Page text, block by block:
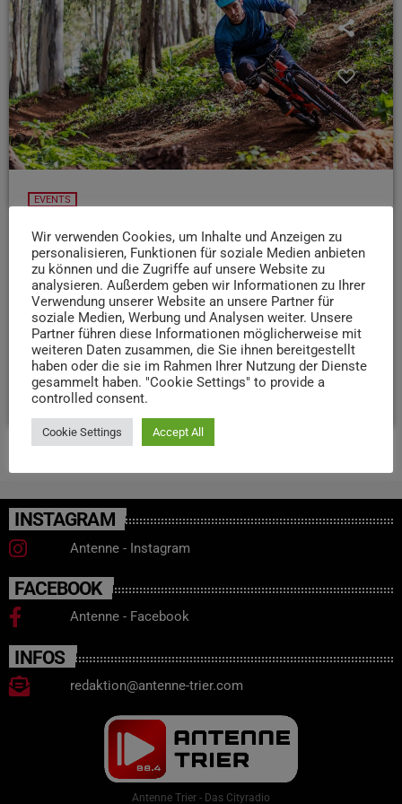
EVENTS
15.08.25: Moutainbike-Fahrtechnikkurs für
Einsteiger im Waldstadion Trier
Heute heißt es rauf aufs Bike: Beim Moutainbike-
Fahrtechnikkurs für Einsteiger im Waldstadion Trier lernt
ihr von 15:30 bis 19:30 Uhr die Basics für sicheres und
spaßiges Mountainbiken - von Balance bis Kurvenfahren
Mitmachen könnt ihr ab 16 Jahren.
today 15. AUGUST 2025 13
INSTAGRAM
Antenne - Instagram
FACEBOOK
Antenne - Facebook
INFOS
redaktion@antenne-trier.com
Antenne Trier - Das Cityradio
Wir verwenden Cookies, um Inhalte und Anzeigen zu
personalisieren, Funktionen für soziale Medien anbieten
zu können und die Zugriffe auf unsere Website zu
analysieren. Außerdem geben wir Informationen zu Ihrer
Verwendung unserer Website an unsere Partner für
soziale Medien, Werbung und Analysen weiter. Unsere
Partner führen diese Informationen möglicherweise mit
weiteren Daten zusammen, die Sie ihnen bereitgestellt
haben oder die sie im Rahmen Ihrer Nutzung der Dienste
gesammelt haben. "Cookie Settings" to provide a
controlled consent.
Cookie Settings Accept All